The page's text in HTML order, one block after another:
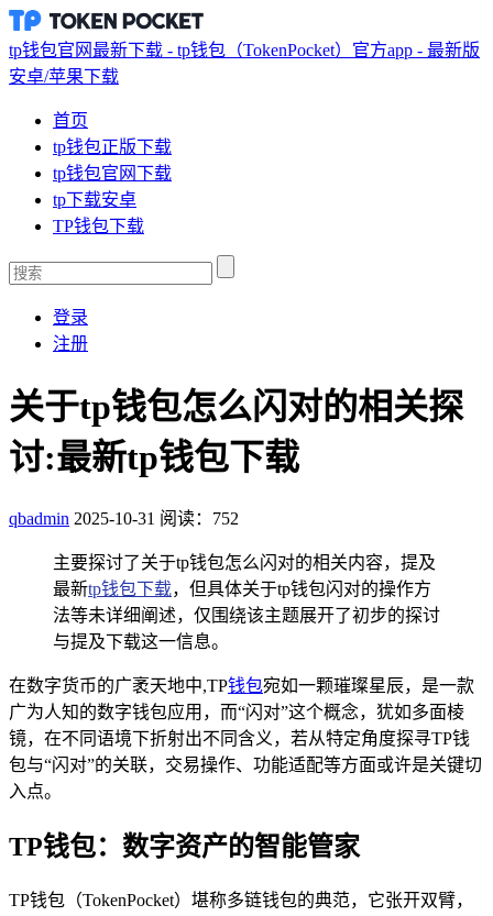
tp钱包官网最新下载 - tp钱包（TokenPocket）官方app - 最新版
安卓/苹果下载
首页
tp钱包正版下载
tp钱包官网下载
tp下载安卓
TP钱包下载
登录
注册
关于tp钱包怎么闪对的相关探
讨:最新tp钱包下载
qbadmin 2025-10-31 阅读：752
主要探讨了关于tp钱包怎么闪对的相关内容，提及
最新tp钱包下载，但具体关于tp钱包闪对的操作方
法等未详细阐述，仅围绕该主题展开了初步的探讨
与提及下载这一信息。
在数字货币的广袤天地中,TP钱包宛如一颗璀璨星辰，是一款
广为人知的数字钱包应用，而“闪对”这个概念，犹如多面棱
镜，在不同语境下折射出不同含义，若从特定角度探寻TP钱
包与“闪对”的关联，交易操作、功能适配等方面或许是关键切
入点。
TP钱包：数字资产的智能管家
TP钱包（TokenPocket）堪称多链钱包的典范，它张开双臂，